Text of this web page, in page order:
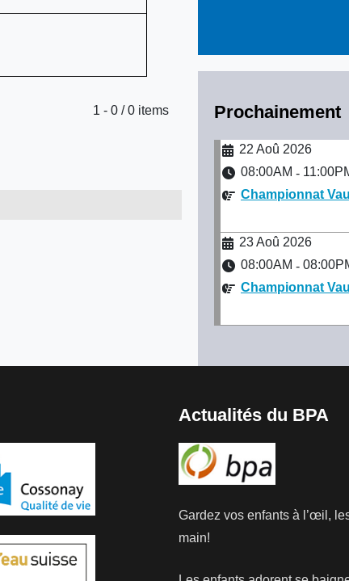
Prochainement
22 Aoû 2026
08:00AM -
Championnat
23 Aoû 2026
08:00AM -
Championnat
1 - 0 / 0 items
Actualités du BPA
Gardez vos enfants à l’œil,
main!